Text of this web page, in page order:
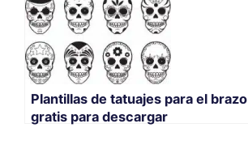
Plantillas de tatuajes para el brazo
gratis para descargar